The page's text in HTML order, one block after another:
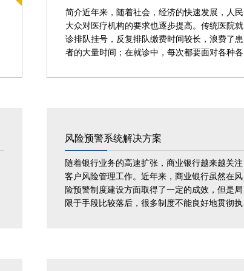
简介近年来，随着社会，经济的快速发展，人民
大众对医疗机构的要求也逐步提高。传统医院就
诊排队挂号，反复排队缴费时间较长，浪费了患
者的大量时间；在就诊中，每次都要面对各种各
风险预警系统解决方案
随着银行业务的高速扩张，商业银行越来越关注
客户风险管理工作。近年来，商业银行虽然在风
险预警制度建设方面取得了一定的成效，但是局
限于手段比较落后，很多制度不能良好地贯彻执